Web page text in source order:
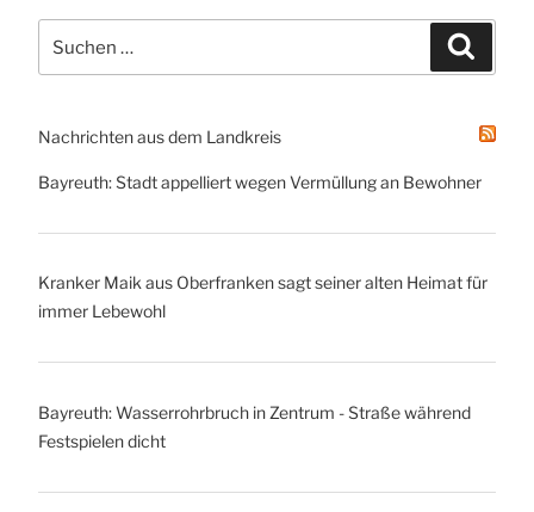
nach:
Nachrichten aus dem Landkreis
Bayreuth: Stadt appelliert wegen Vermüllung an Bewohner
Kranker Maik aus Oberfranken sagt seiner alten Heimat für
immer Lebewohl
Bayreuth: Wasserrohrbruch in Zentrum - Straße während
Festspielen dicht